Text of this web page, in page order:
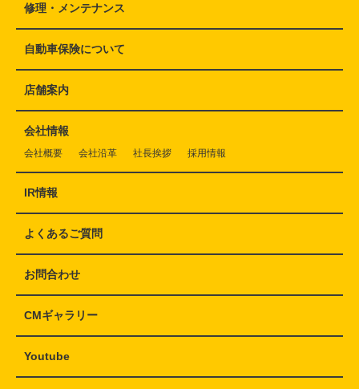
修理・メンテナンス
自動車保険について
店舗案内
会社情報
会社概要 会社沿革 社長挨拶 採用情報
IR情報
よくあるご質問
お問合わせ
CMギャラリー
Youtube